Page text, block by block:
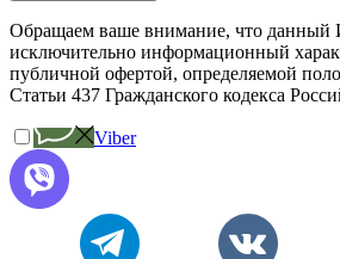
Обращаем ваше внимание, что данный
исключительно информационный
публичной офертой, определяемой
Статьи 437 Гражданского кодекса
Viber